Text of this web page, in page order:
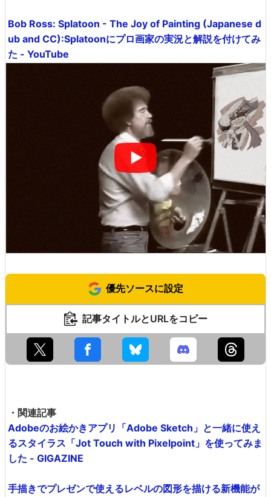
Bob Ross: Splatoon - The Joy of Painting (Japanese d
ub and CC):Splatoonにプロ画家の実況と解説を付けてみ
た - YouTube
優先ソースに設定
記事タイトルとURLをコピー
・関連記事
Adobeのお絵かきアプリ「Adobe Sketch」と一緒に使え
るスタイラス「Jot Touch with Pixelpoint」を使ってみま
した - GIGAZINE
手描きでプレゼンで使えるレベルの図形を描ける新機能が